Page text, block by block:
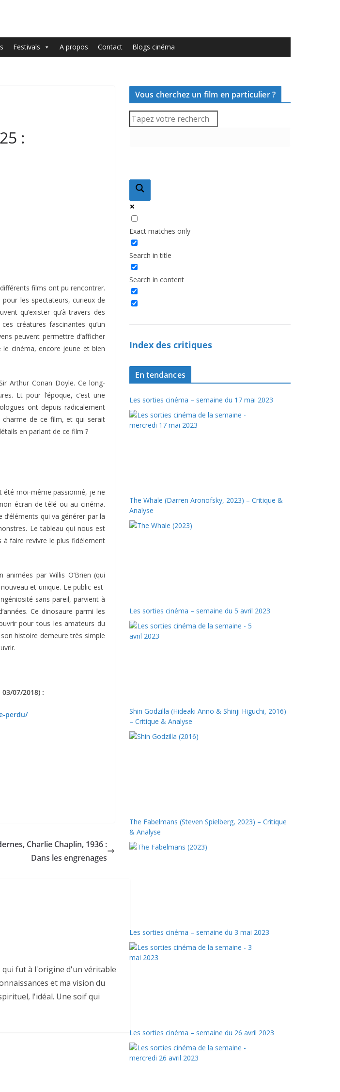
Festivals A propos Contact Blogs cinéma
:
films ont pu rencontrer.
les spectateurs, curieux de
qu’exister qu’à travers des
créatures fascinantes qu’un
peuvent permettre d’afficher
cinéma, encore jeune et bien
Arthur Conan Doyle. Ce long-
Et pour l’époque, c’est une
ont depuis radicalement
charme de ce film, et qui serait
en parlant de ce film ?
été moi-même passionné, je ne
écran de télé ou au cinéma.
qui va générer par la
Le tableau qui nous est
à faire revivre le plus fidèlement
par Willis O’Brien (qui
et unique. Le public est
sans pareil, parvient à
Ce dinosaure parmi les
pour tous les amateurs du
histoire demeure très simple
07/2018) :
perdu/
Charlie Chaplin, 1936 :
Dans les engrenages
qui fut à l'origine d'un véritable
et ma vision du
l'idéal. Une soif qui
Vous cherchez un film en particulier ?
Exact matches only
Search in title
Search in content
Index des critiques
En tendances
Les sorties cinéma – semaine du 17 mai 2023
The Whale (Darren Aronofsky, 2023) – Critique &
Analyse
Les sorties cinéma – semaine du 5 avril 2023
Shin Godzilla (Hideaki Anno & Shinji Higuchi, 2016)
– Critique & Analyse
The Fabelmans (Steven Spielberg, 2023) – Critique
& Analyse
Les sorties cinéma – semaine du 3 mai 2023
Les sorties cinéma – semaine du 26 avril 2023